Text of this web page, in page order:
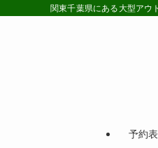
関東千葉県にある大型アウ
予約表